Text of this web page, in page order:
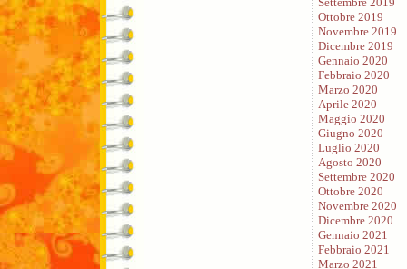
Ottobre 2019
Novembre 2019
Dicembre 2019
Gennaio 2020
Febbraio 2020
Marzo 2020
Aprile 2020
Maggio 2020
Giugno 2020
Luglio 2020
Agosto 2020
Settembre 2020
Ottobre 2020
Novembre 2020
Dicembre 2020
Gennaio 2021
Febbraio 2021
Marzo 2021